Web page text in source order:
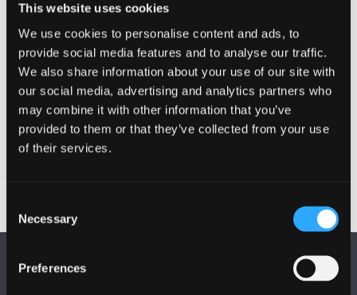
This website uses cookies
We use cookies to personalise content and ads, to
provide social media features and to analyse our traffic.
We also share information about your use of our site with
our social media, advertising and analytics partners who
may combine it with other information that you’ve
provided to them or that they’ve collected from your use
of their services.
Selection
Necessary
Preferences
cymuned gynhwysol ac o'r herwydd rydym yn ceisio
ennyn diddordeb myfyrwyr yn y profiad o fod yn
fyfyriwr a hynny mewn modd mor eang â phosibl ac
mewn ffordd sy'n addas iddyn nhw. Fodd bynnag,
trwy ddilyn y cysylltiadau ar y dudalen hon fe welwch
wybodaeth ar gyfer y rhai hynny ohonoch sy'n
ystyried eich hunain yn 'fyfyriwr hŷn'.